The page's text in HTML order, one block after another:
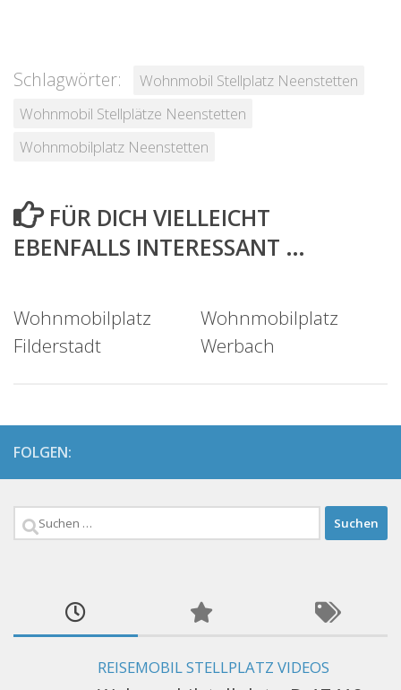
Schlagwörter:
Wohnmobil Stellplatz Neenstetten
Wohnmobil Stellplätze Neenstetten
Wohnmobilplatz Neenstetten
FÜR DICH VIELLEICHT
EBENFALLS INTERESSANT …
Wohnmobilplatz
Filderstadt
Wohnmobilplatz
Werbach
FOLGEN:
Suchen
REISEMOBIL STELLPLATZ VIDEOS